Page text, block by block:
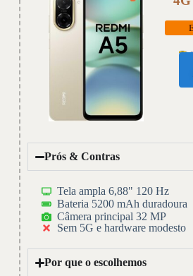
Prós & Contras
Tela ampla 6,88" 120 Hz
Bateria 5200 mAh duradoura
Câmera principal 32 MP
Sem 5G e hardware modesto
Por que o escolhemos